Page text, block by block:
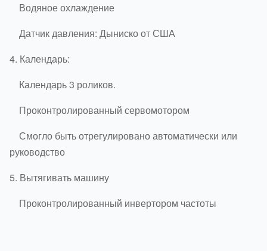
Водяное охлаждение
Датчик давления: Дыниско от США
4. Календарь:
Календарь 3 роликов.
Проконтролированный сервомотором
Смогло быть отрегулировано автоматически или
руководство
5. Вытягивать машину
Проконтролированный инвертором частоты